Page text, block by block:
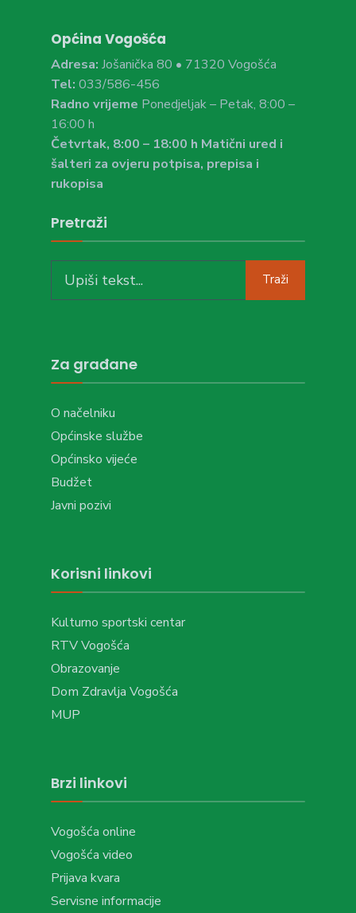
Općina Vogošća
Adresa: Jošanička 80 • 71320 Vogošća
Tel: 033/586-456
Radno vrijeme Ponedjeljak – Petak, 8:00 –
16:00 h
Četvrtak, 8:00 – 18:00 h Matični ured i
šalteri za ovjeru potpisa, prepisa i
rukopisa
Pretraži
for:
Traži
Za građane
O načelniku
Općinske službe
Općinsko vijeće
Budžet
Javni pozivi
Korisni linkovi
Kulturno sportski centar
RTV Vogošća
Obrazovanje
Dom Zdravlja Vogošća
MUP
Brzi linkovi
Vogošća online
Vogošća video
Prijava kvara
Servisne informacije